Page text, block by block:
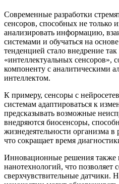
Современные разработки
сенсоров, способных не только
анализировать информацию,
системами и обучаться на
тенденцией стало внедрение
«интеллектуальных сенсоров»,
компоненту с аналитическими
интеллектом.
К примеру, сенсоры с
системам адаптироваться к
предсказывать возможные
внедряются биосенсоры,
жизнедеятельности организма
что сокращает время
Инновационные решения также
нанотехнологий, что позволяет
сверхчувствительные датчики.